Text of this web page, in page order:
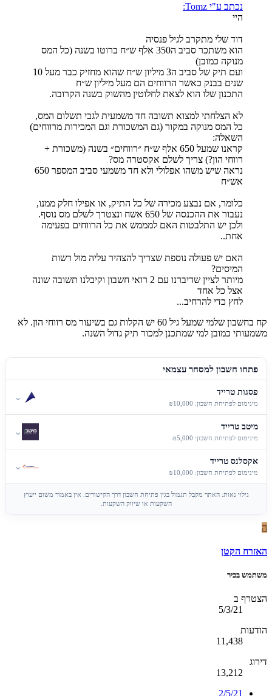
נכתב ע"י Tomz:
היי
דוד שלי מתקרב לגיל פנסיה
הוא משתכר סביב ה350 אלף ש״ח ברוטו בשנה (כל המס
מנוקה כמובן)
ועם תיק של סביב ה3 מיליון ש״ח שהוא מחזיק כבר מעל 10
שנים בבנק כאשר הרווחים הם מעל מיליון ש״ח
התכנון שלו הוא לצאת לחלוטין מהשוק בשנה הקרובה.
לא הצלחתי למצוא תשובה חד משמעית לגבי תשלום המס,
כל המס מנוקה במקור (גם המשכורת וגם המכירות מרווחים)
השאלה:
קראנו שמעל 650 אלף ש״ח ״רווחים״ בשנה (משכורת +
רווחי הון?) צריך לשלם אקסטרה מס?
נראה שיש משהו אפלולי ולא חד משמעי סביב המספר 650
אש״ח
כלומר, אם נבצע מכירה של כל התיק, או אפילו חלק ממנו,
נעבור את ההכנסה של 650 אשח ונצטרך לשלם מס נוסף.
ולכן יש התלבטות האם למממש את כל הרווחים בפעימה
אחת..
האם יש פעולה נוספת שצריך להצהיר עליה מול רשות
המיסים?
מיותר לציין שדיברנו עם 2 רואי חשבון וקיבלנו תשובה שונה
אצל כל אחד
לחץ כדי להרחיב...
קח בחשבון שלמי שמעל גיל 60 יש הקלות גם בשיעור מס רווחי הון. לא
משמעותי כמובן למי שמתכנן למכור תיק גדול השנה.
פתחו חשבון למסחר עצמאי
פסגות טרייד
מינימום לפתיחת חשבון: ₪10,000
⌄
מיטב טרייד
מינימום לפתיחת חשבון: ₪5,000
⌄
אקסלנס טרייד
מינימום לפתיחת חשבון: ₪10,000
⌄
גילוי נאות: האתר מקבל תגמול בגין פתיחת חשבון דרך הקישורים. אין באמור משום ייעוץ
השקעות או שיווק השקעות.
ה
האזרח הקטן
משתמש בכיר
הצטרף ב
5/3/21
הודעות
11,438
דירוג
13,212
2/5/21